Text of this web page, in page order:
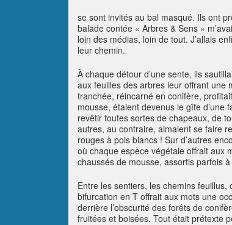
se sont invités au bal masqué. Ils ont
balade contée « Arbres & Sens »
loin des médias, loin de tout. J’allais
leur chemin.
À chaque détour d’une sente, ils
aux feuilles des arbres leur offrant une
tranchée, réincarné en conifère,
mousse, étaient devenus le gîte d’une
revêtir toutes sortes de chapeaux, de
autres, au contraire, aimaient se faire
rouges à pois blancs ! Sur d’autres
où chaque espèce végétale offrait aux
chaussés de mousse, assortis parfois
Entre les sentiers, les chemins
bifurcation en T offrait aux mots une
derrière l’obscurité des forêts de
fruitées et boisées. Tout était prétexte